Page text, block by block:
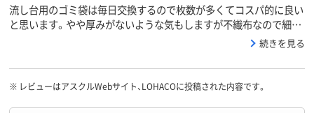
流し台用のゴミ袋は毎日交換するので枚数が多くてコスパ的に良い
と思います。やや厚みがないような気もしますが不織布なので細か
続きを見る
※ レビューはアスクルWebサイト、LOHACOに投稿された内容です。